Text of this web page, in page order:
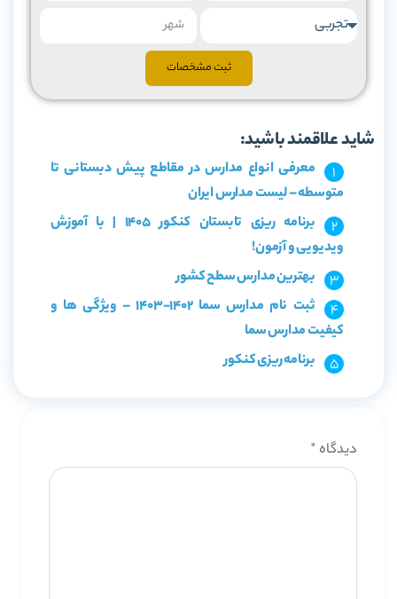
ثبت مشخصات
شاید علاقمند باشید:
معرفی انواع مدارس در مقاطع پیش دبستانی تا
متوسطه – لیست مدارس ایران
برنامه ریزی تابستان کنکور 1405 | با آموزش
ویدیویی و آزمون!
بهترین مدارس سطح کشور
ثبت نام مدارس سما 1402-1403 – ویژگی ها و
کیفیت مدارس سما
برنامه ریزی کنکور
دیدگاه *